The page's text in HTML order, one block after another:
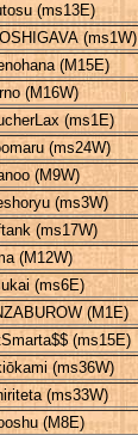
(ms13E)
(ms1W)
(M15E)
(M16W)
(ms1E)
(ms24W)
(M9W)
(ms3W)
(ms17W)
(M12W)
(ms6E)
(M1E)
(ms15E)
(ms36W)
(ms33W)
(M8E)